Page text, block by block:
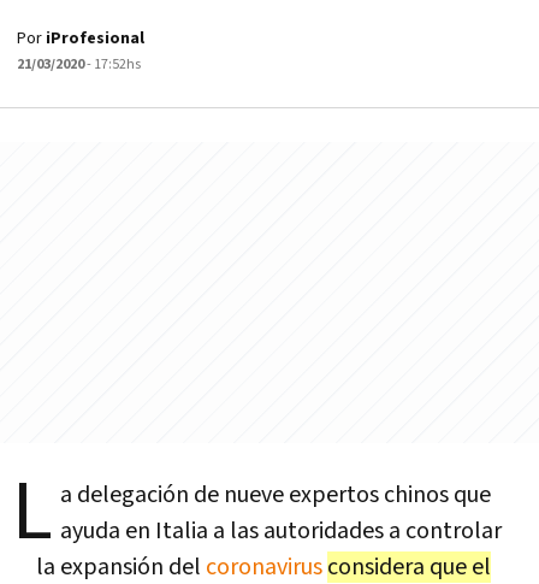
Por iProfesional
21/03/2020- 17:52hs
L a delegación de nueve expertos chinos que
ayuda en Italia a las autoridades a controlar
la expansión del coronavirusconsidera que el